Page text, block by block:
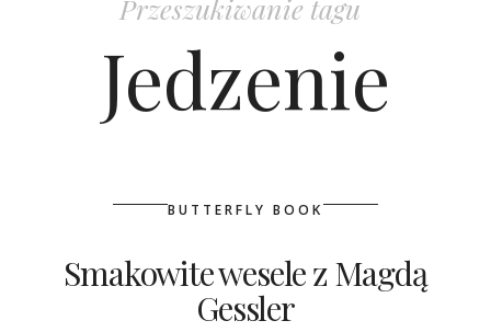
Przeszukiwanie tagu
Jedzenie
BUTTERFLY BOOK
Smakowite wesele z Magdą
Gessler